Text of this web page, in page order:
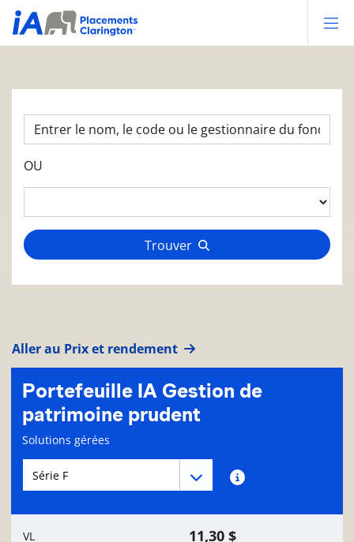
OU
Trouver
Aller au Prix et rendement
Portefeuille IA Gestion de
patrimoine prudent
Page d'informations sur le fonds
Solutions gérées
Menu déroulant des séries du Fonds
Menu déroulant des séries du Fonds
VL 11,30 $